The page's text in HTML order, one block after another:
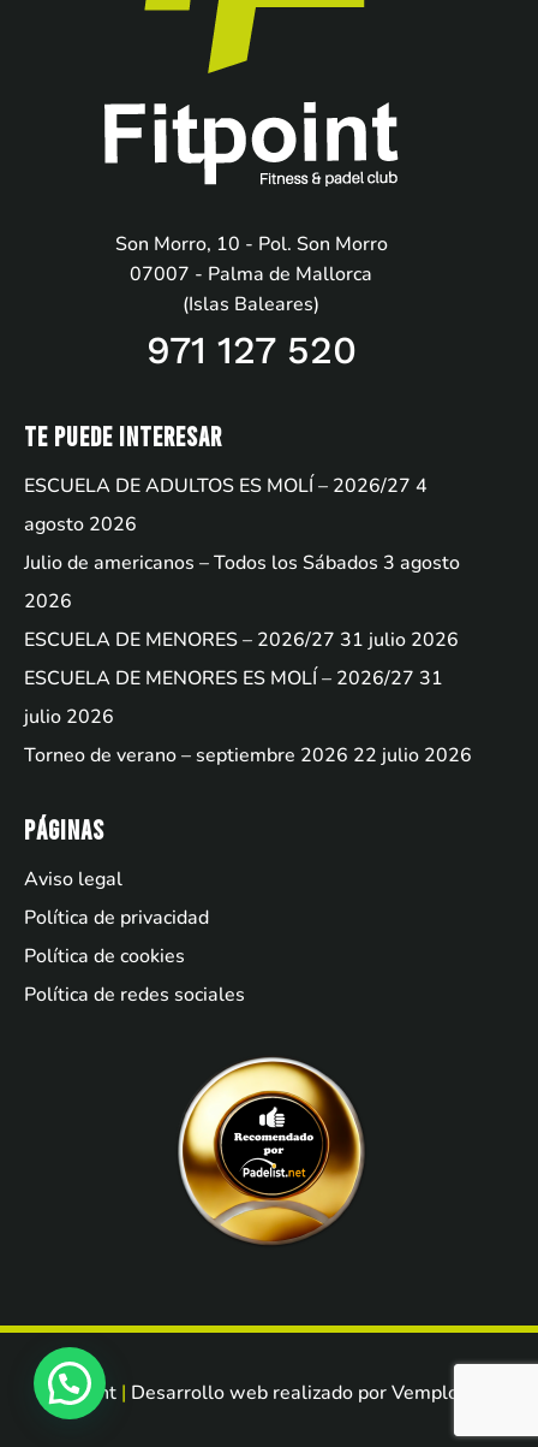
Son Morro, 10 - Pol. Son Morro
07007 - Palma de Mallorca
(Islas Baleares)
971 127 520
Te puede interesar
ESCUELA DE ADULTOS ES MOLÍ – 2026/27 4
agosto 2026
Julio de americanos – Todos los Sábados 3 agosto
2026
ESCUELA DE MENORES – 2026/27 31 julio 2026
ESCUELA DE MENORES ES MOLÍ – 2026/27 31
julio 2026
Torneo de verano – septiembre 2026 22 julio 2026
Páginas
Aviso legal
Política de privacidad
Política de cookies
Política de redes sociales
Fit Point | Desarrollo web realizado porVemployed